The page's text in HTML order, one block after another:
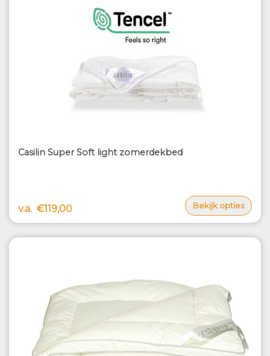
Casilin Super Soft light zomerdekbed
v.a. €119,00 Bekijk opties